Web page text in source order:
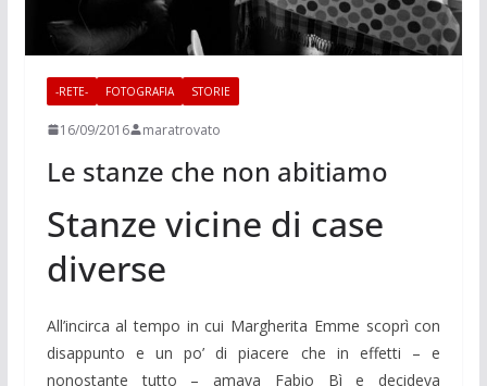
-RETE- FOTOGRAFIA STORIE
16/09/2016 maratrovato
Le stanze che non abitiamo
Stanze vicine di case
diverse
All’incirca al tempo in cui Margherita Emme scoprì con
disappunto e un po’ di piacere che in effetti – e
nonostante tutto – amava Fabio Bì e decideva